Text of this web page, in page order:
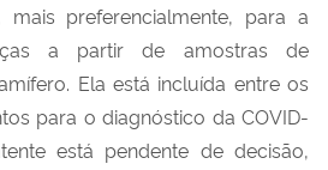
mais preferencialmente, para a
a partir de amostras de
Ela está incluída entre os
para o diagnóstico da COVID-
está pendente de decisão,